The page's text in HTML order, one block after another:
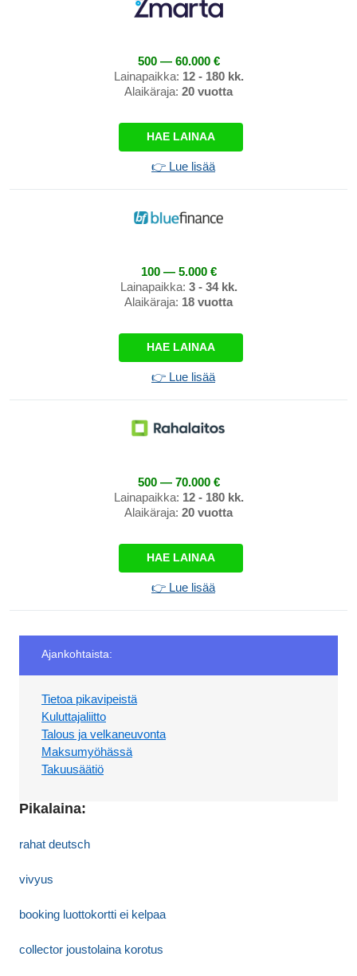
500 — 60.000 €
Lainapaikka: 12 - 180 kk.
Alaikäraja: 20 vuotta
HAE LAINAA
👉 Lue lisää
100 — 5.000 €
Lainapaikka: 3 - 34 kk.
Alaikäraja: 18 vuotta
HAE LAINAA
👉 Lue lisää
500 — 70.000 €
Lainapaikka: 12 - 180 kk.
Alaikäraja: 20 vuotta
HAE LAINAA
👉 Lue lisää
Ajankohtaista:
Tietoa pikavipeistä
Kuluttajaliitto
Talous ja velkaneuvonta
Maksumyöhässä
Takuusäätiö
Pikalaina:
rahat deutsch
vivyus
booking luottokortti ei kelpaa
collector joustolaina korotus